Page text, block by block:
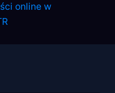
online w